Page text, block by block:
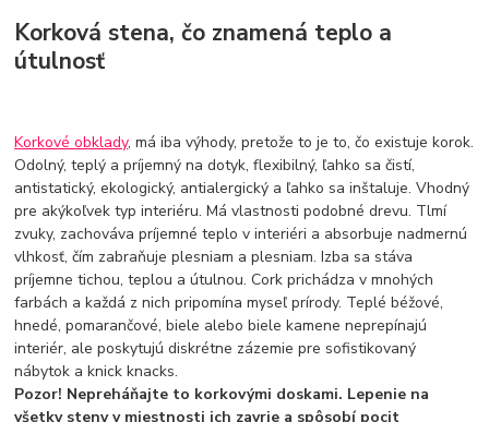
Korková stena, čo znamená teplo a
útulnosť
Korkové obklady, má iba výhody, pretože to je to, čo existuje korok.
Odolný, teplý a príjemný na dotyk, flexibilný, ľahko sa čistí,
antistatický, ekologický, antialergický a ľahko sa inštaluje. Vhodný
pre akýkoľvek typ interiéru. Má vlastnosti podobné drevu. Tlmí
zvuky, zachováva príjemné teplo v interiéri a absorbuje nadmernú
vlhkosť, čím zabraňuje plesniam a plesniam. Izba sa stáva
príjemne tichou, teplou a útulnou. Cork prichádza v mnohých
farbách a každá z nich pripomína myseľ prírody. Teplé béžové,
hnedé, pomarančové, biele alebo biele kamene neprepínajú
interiér, ale poskytujú diskrétne zázemie pre sofistikovaný
nábytok a knick knacks.
Pozor! Nepreháňajte to korkovými doskami. Lepenie na
všetky steny v miestnosti ich zavrie a spôsobí pocit